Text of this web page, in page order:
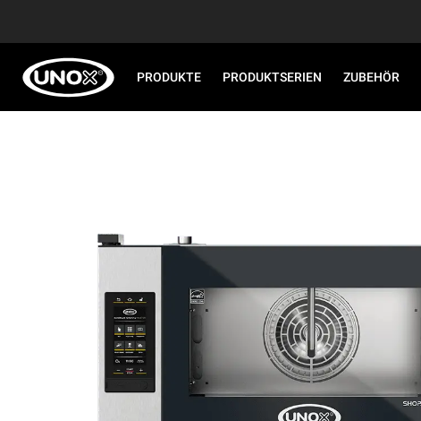
PRODUKTE PRODUKTSERIEN ZUBEHÖR